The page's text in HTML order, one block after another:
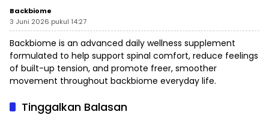
Backbiome
3 Juni 2026 pukul 14:27
Backbiome is an advanced daily wellness supplement
formulated to help support spinal comfort, reduce feelings
of built-up tension, and promote freer, smoother
movement throughout backbiome everyday life.
Tinggalkan Balasan